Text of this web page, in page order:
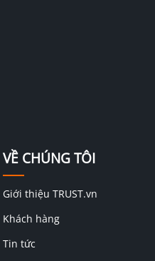
VỀ CHÚNG TÔI
Giới thiệu TRUST.vn
Khách hàng
Tin tức